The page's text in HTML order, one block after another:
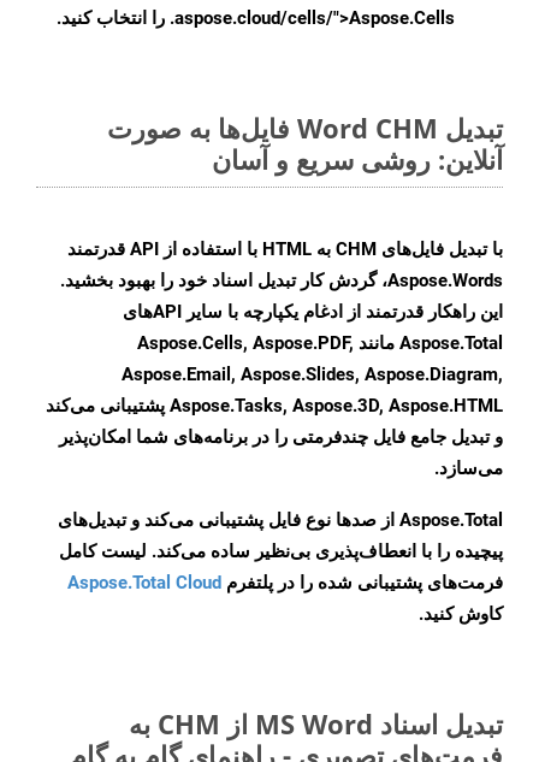
.aspose.cloud/cells/">Aspose.Cells را انتخاب کنید.
تبدیل Word CHM فایل‌ها به صورت
آنلاین: روشی سریع و آسان
با تبدیل فایل‌های CHM به HTML با استفاده از API قدرتمند
Aspose.Words، گردش کار تبدیل اسناد خود را بهبود بخشید.
این راهکار قدرتمند از ادغام یکپارچه با سایر APIهای
Aspose.Total مانند Aspose.Cells, Aspose.PDF,
Aspose.Email, Aspose.Slides, Aspose.Diagram,
Aspose.Tasks, Aspose.3D, Aspose.HTML پشتیبانی می‌کند
و تبدیل جامع فایل چندفرمتی را در برنامه‌های شما امکان‌پذیر
می‌سازد.
Aspose.Total از صدها نوع فایل پشتیبانی می‌کند و تبدیل‌های
پیچیده را با انعطاف‌پذیری بی‌نظیر ساده می‌کند. لیست کامل
فرمت‌های پشتیبانی شده را در پلتفرم Aspose.Total Cloud
کاوش کنید.
تبدیل اسناد MS Word از CHM به